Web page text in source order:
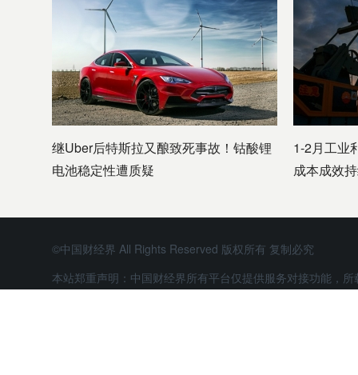
继Uber后特斯拉又酿致死事故！钴酸锂
电池稳定性遭质疑
1-2月工业
成本成效
©中国财经界 All Rights Reserved 版权所有 复制必究
本站郑重声明：中国财经界所有平台仅提供服务对接功能，